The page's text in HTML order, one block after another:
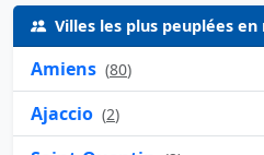
Villes les plus peuplées
Amiens (80)
Ajaccio (2)